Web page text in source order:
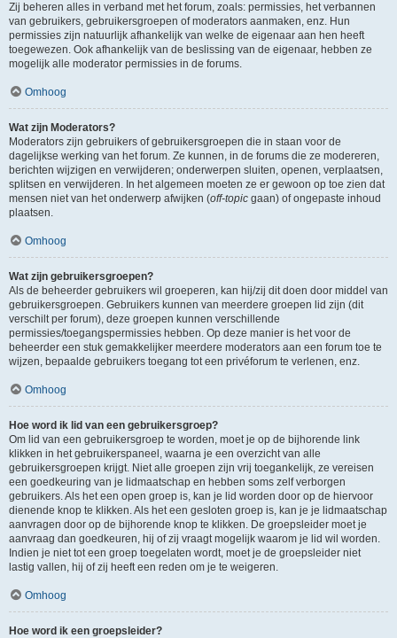
Zij beheren alles in verband met het forum, zoals: permissies, het verbannen
van gebruikers, gebruikersgroepen of moderators aanmaken, enz. Hun
permissies zijn natuurlijk afhankelijk van welke de eigenaar aan hen heeft
toegewezen. Ook afhankelijk van de beslissing van de eigenaar, hebben ze
mogelijk alle moderator permissies in de forums.
Omhoog
Wat zijn Moderators?
Moderators zijn gebruikers of gebruikersgroepen die in staan voor de
dagelijkse werking van het forum. Ze kunnen, in de forums die ze modereren,
berichten wijzigen en verwijderen; onderwerpen sluiten, openen, verplaatsen,
splitsen en verwijderen. In het algemeen moeten ze er gewoon op toe zien dat
mensen niet van het onderwerp afwijken (off-topic gaan) of ongepaste inhoud
plaatsen.
Omhoog
Wat zijn gebruikersgroepen?
Als de beheerder gebruikers wil groeperen, kan hij/zij dit doen door middel van
gebruikersgroepen. Gebruikers kunnen van meerdere groepen lid zijn (dit
verschilt per forum), deze groepen kunnen verschillende
permissies/toegangspermissies hebben. Op deze manier is het voor de
beheerder een stuk gemakkelijker meerdere moderators aan een forum toe te
wijzen, bepaalde gebruikers toegang tot een privéforum te verlenen, enz.
Omhoog
Hoe word ik lid van een gebruikersgroep?
Om lid van een gebruikersgroep te worden, moet je op de bijhorende link
klikken in het gebruikerspaneel, waarna je een overzicht van alle
gebruikersgroepen krijgt. Niet alle groepen zijn vrij toegankelijk, ze vereisen
een goedkeuring van je lidmaatschap en hebben soms zelf verborgen
gebruikers. Als het een open groep is, kan je lid worden door op de hiervoor
dienende knop te klikken. Als het een gesloten groep is, kan je je lidmaatschap
aanvragen door op de bijhorende knop te klikken. De groepsleider moet je
aanvraag dan goedkeuren, hij of zij vraagt mogelijk waarom je lid wil worden.
Indien je niet tot een groep toegelaten wordt, moet je de groepsleider niet
lastig vallen, hij of zij heeft een reden om je te weigeren.
Omhoog
Hoe word ik een groepsleider?